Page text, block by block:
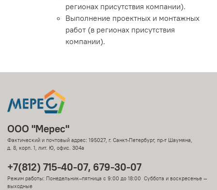
регионах присутствия компании).
Выполнение проектных и монтажных
работ (в регионах присутствия
компании).
ООО "Мерес"
Фактический и почтовый адрес: 195027, г. Санкт-Петербург, пр-т Шаумяна,
д. 8, корп. 1, лит. Ю, офис. 304а
+7(812) 715-40-07, 679-30-07
Режим работы: Понедельник–пятница с 9:00 до 18:00 Суббота и воскресенье —
выходные